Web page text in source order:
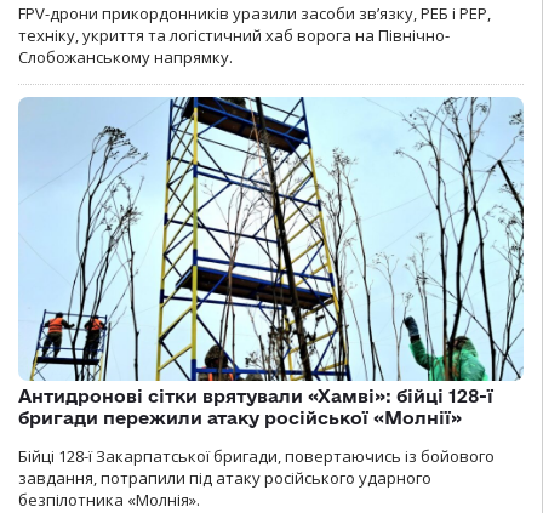
FPV-дрони прикордонників уразили засоби зв’язку, РЕБ і РЕР,
техніку, укриття та логістичний хаб ворога на Північно-
Слобожанському напрямку.
Антидронові сітки врятували «Хамві»: бійці 128-ї
бригади пережили атаку російської «Молнії»
Бійці 128-ї Закарпатської бригади, повертаючись із бойового
завдання, потрапили під атаку російського ударного
безпілотника «Молнія».